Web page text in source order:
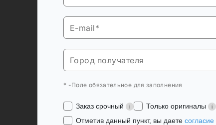
* -Поле обязательное для заполнения
Заказ срочный
Только оригиналы
Отметив данный пункт, вы даете согласие